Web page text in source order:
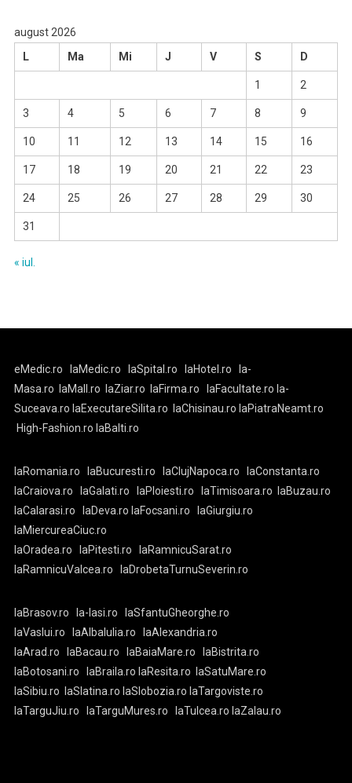
august 2026
L
Ma Mi J V S D
1 2
3 4 5 6 7 8 9
10 11 12 13 14 15 16
17 18 19 20 21 22 23
24 25 26 27 28 29 30
31
« iul.
eMedic.ro laMedic.ro laSpital.ro laHotel.ro
la-
Masa.ro
laMall.ro laZiar.ro laFirma.ro laFacultate.ro la-
Suceava.ro laExecutareSilita.ro laChisinau.ro laPiatraNeamt.ro
High-Fashion.ro laBalti.ro
laRomania.ro laBucuresti.ro laClujNapoca.ro
laConstanta.ro
laCraiova.ro
laGalati.ro laPloiesti.ro laTimisoara.ro
laBuzau.ro
laCalarasi.ro
laDeva.ro laFocsani.ro
laGiurgiu.ro
laMiercureaCiuc.ro
laOradea.ro
laPitesti.ro
laRamnicuSarat.ro
laRamnicuValcea.ro
laDrobetaTurnuSeverin.ro
laBrasov.ro la-Iasi.ro
laSfantuGheorghe.ro
laVaslui.ro
laAlbaIulia.ro
laAlexandria.ro
laArad.ro
laBacau.ro laBaiaMare.ro
laBistrita.ro
laBotosani.ro
laBraila.ro laResita.ro
laSatuMare.ro
laSibiu.ro
laSlatina.ro laSlobozia.ro laTargoviste.ro
laTarguJiu.ro
laTarguMures.ro laTulcea.ro laZalau.ro